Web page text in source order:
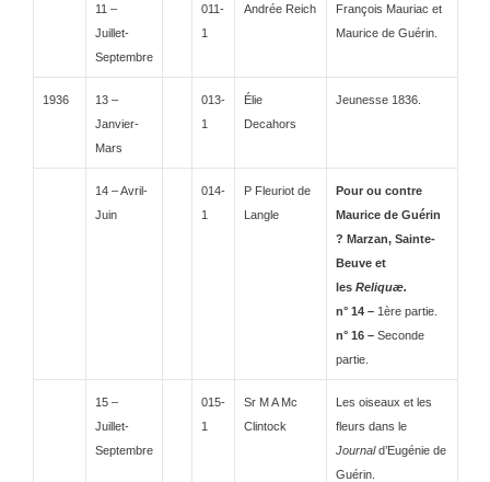
11 –
Juillet-
Septembre
011-
1
Andrée Reich
François Mauriac et
Maurice de Guérin.
1936
13 –
Janvier-
Mars
013-
1
Élie
Decahors
Jeunesse 1836.
14 – Avril-
Juin
014-
1
P Fleuriot de
Langle
Pour ou contre
Maurice de Guérin
? Marzan, Sainte-
Beuve et
les Reliquæ.
n° 14 – 1ère partie.
n° 16 – Seconde
partie.
15 –
Juillet-
Septembre
015-
1
Sr M A Mc
Clintock
Les oiseaux et les
fleurs dans le
Journald’Eugénie de
Guérin.